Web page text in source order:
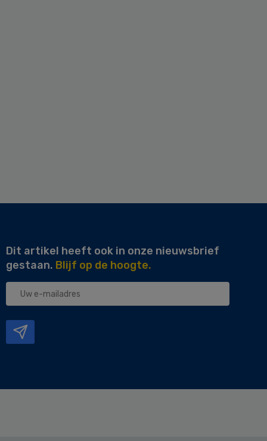
Dit artikel heeft ook in onze nieuwsbrief
gestaan. Blijf op de hoogte.
Uw